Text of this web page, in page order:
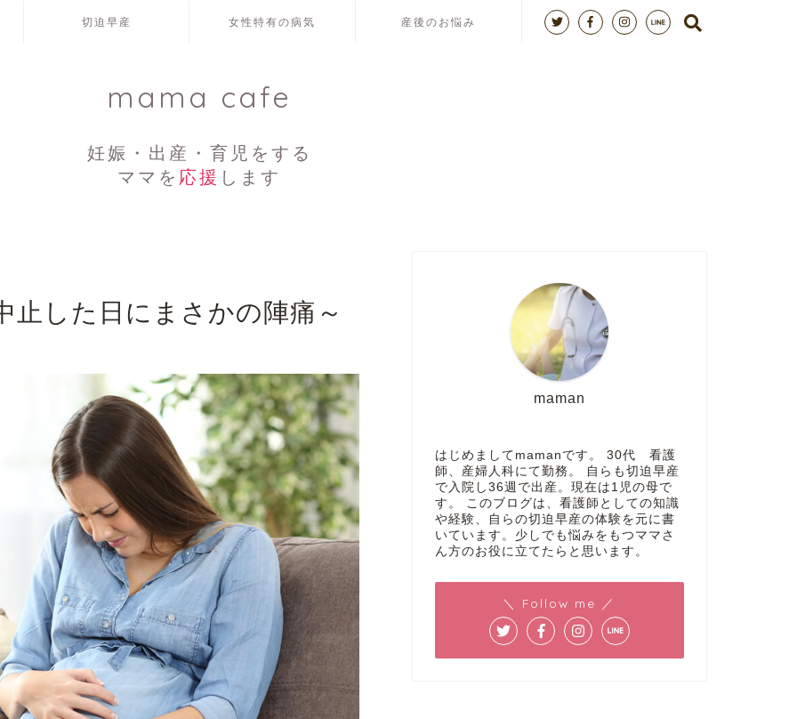
切迫早産 女性特有の病気 産後のお悩み
mama cafe
妊娠・出産・育児をする
ママを 応援 します
止した日にまさかの陣痛～
maman
はじめましてmamanです。 30代 看護
師、産婦人科にて勤務。 自らも切迫早産
で入院し36週で出産。現在は1児の母で
す。 このブログは、看護師としての知識
や経験、自らの切迫早産の体験を元に書
いています。少しでも悩みをもつママさ
ん方のお役に立てたらと思います。
＼ Follow me ／